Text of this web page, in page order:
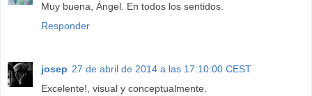
Muy buena, Ángel. En todos los sentidos.
Responder
josep 27 de abril de 2014 a las 17:10:00 CEST
Excelente!, visual y conceptualmente.